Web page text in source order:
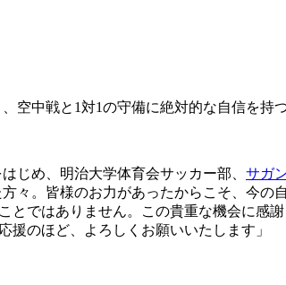
中戦と1対1の守備に絶対的な自信を持
じめ、明治大学体育会サッカー部、 サガ
。皆様のお力があったからこそ、今の
ではありません。この貴重な機会に感
のほど、よろしくお願いいたします」